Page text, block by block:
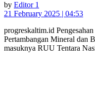
by Editor 1
21 February 2025 | 04:53
progreskaltim.id
Pertambangan Mineral dan
masuknya RUU Tentara